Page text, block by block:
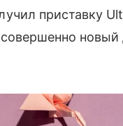
приставку
совершенно